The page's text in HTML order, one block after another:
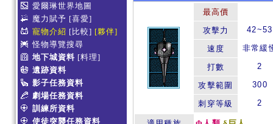
愛爾琳世界地圖
魔力賦予 [喜愛]
寵物介紹 [比較] [夥伴]
怪物導覽搜尋
地下城資料 [料理]
遺跡資料
影子任務資料
劇場任務資料
訓練所資料
使徒突襲任務資料
最高價
攻擊力
42~53
速度 非常緩
打數 2
攻擊範圍 300
刺穿等級 2